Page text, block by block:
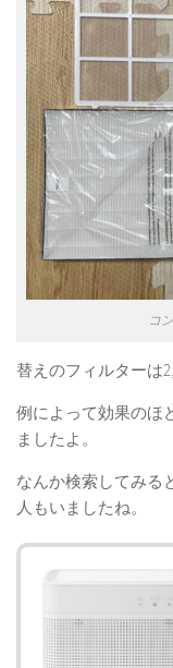
コ
替えのフィルターは
例によって効果のほ
ましたよ。
なんか検索してみる
人もいましたね。